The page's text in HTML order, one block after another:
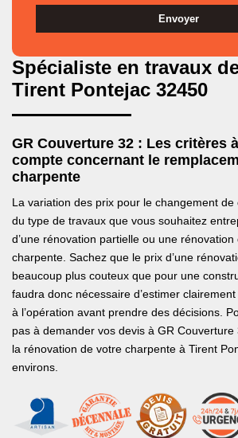
Spécialiste en travaux
Tirent Pontejac 32450
GR Couverture 32 : Les critères
compte concernant le
charpente
La variation des prix pour le changement
du type de travaux que vous souhaitez
d’une rénovation partielle ou une
charpente. Sachez que le prix d’une
beaucoup plus couteux que pour une
faudra donc nécessaire d’estimer
à l’opération avant prendre des décisions.
pas à demander vos devis à GR
la rénovation de votre charpente à Tirent
environs.